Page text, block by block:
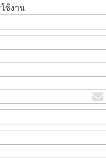
ช้งาน